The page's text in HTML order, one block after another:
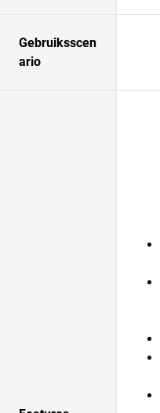
Gebruiksscen
ario